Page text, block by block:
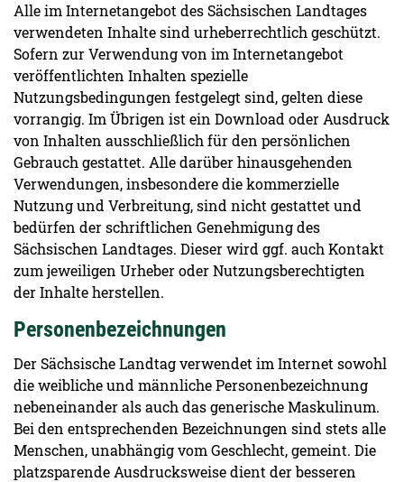
Alle im Internetangebot des Sächsischen Landtages
verwendeten Inhalte sind urheberrechtlich geschützt.
Sofern zur Verwendung von im Internetangebot
veröffentlichten Inhalten spezielle
Nutzungsbedingungen festgelegt sind, gelten diese
vorrangig. Im Übrigen ist ein Download oder Ausdruck
von Inhalten ausschließlich für den persönlichen
Gebrauch gestattet. Alle darüber hinausgehenden
Verwendungen, insbesondere die kommerzielle
Nutzung und Verbreitung, sind nicht gestattet und
bedürfen der schriftlichen Genehmigung des
Sächsischen Landtages. Dieser wird ggf. auch Kontakt
zum jeweiligen Urheber oder Nutzungsberechtigten
der Inhalte herstellen.
Personenbezeichnungen
Der Sächsische Landtag verwendet im Internet sowohl
die weibliche und männliche Personenbezeichnung
nebeneinander als auch das generische Maskulinum.
Bei den entsprechenden Bezeichnungen sind stets alle
Menschen, unabhängig vom Geschlecht, gemeint. Die
platzsparende Ausdrucksweise dient der besseren